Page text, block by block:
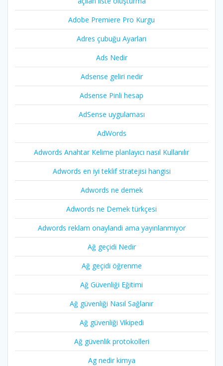
Adobe Premiere Pro Kurgu
Adres çubuğu Ayarları
Ads Nedir
Adsense geliri nedir
Adsense Pinli hesap
AdSense uygulaması
AdWords
Adwords Anahtar Kelime planlayıcı nasıl Kullanılır
Adwords en iyi teklif stratejisi hangisi
Adwords ne demek
Adwords ne Demek türkçesi
Adwords reklam onaylandi ama yayınlanmıyor
Ağ geçidi Nedir
Ağ geçidi öğrenme
Ağ Güvenliği Eğitimi
Ağ güvenliği Nasıl Sağlanır
Ağ güvenliği Vikipedi
Ağ güvenlik protokolleri
Ag nedir kimya